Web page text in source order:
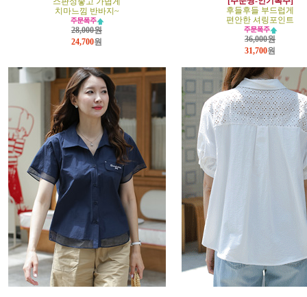
치마느낌 반바지~
28,000원
24,700원
후들후들 부드럽게
편안한 셔링포인트
36,000원
31,700원